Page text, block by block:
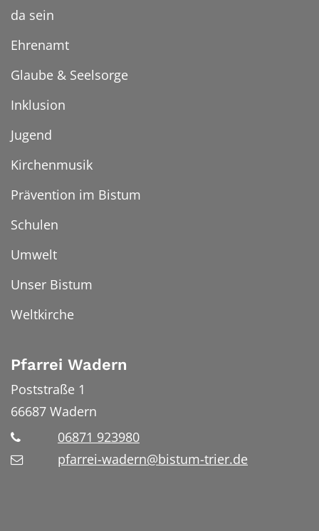
da sein
Ehrenamt
Glaube & Seelsorge
Inklusion
Jugend
Kirchenmusik
Prävention im Bistum
Schulen
Umwelt
Unser Bistum
Weltkirche
Pfarrei Wadern
Poststraße 1
66687 Wadern
06871 923980
pfarrei-wadern@bistum-trier.de